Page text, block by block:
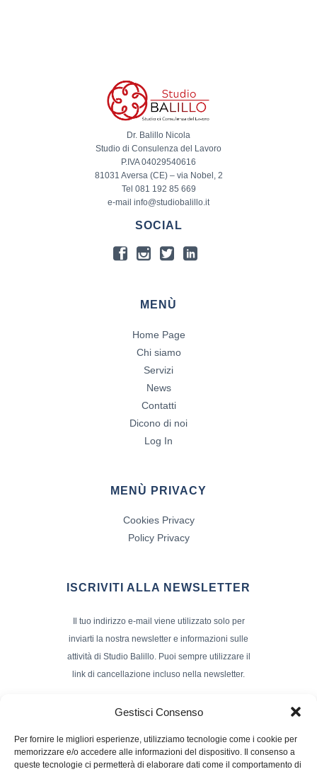
Gestisci Consenso
Per fornire le migliori esperienze, utilizziamo tecnologie come i cookie per
memorizzare e/o accedere alle informazioni del dispositivo. Il consenso a
queste tecnologie ci permetterà di elaborare dati come il comportamento di
Dr. Balillo Nicola
Studio di Consulenza del Lavoro
P.IVA 04029540616
81031 Aversa (CE) – via Nobel, 2
Tel 081 192 85 669
e-mail info@studiobalillo.it
SOCIAL
MENÙ
Home Page
Chi siamo
Servizi
News
Contatti
Dicono di noi
Log In
MENÙ PRIVACY
Cookies Privacy
Policy Privacy
ISCRIVITI ALLA NEWSLETTER
Il tuo indirizzo e-mail viene utilizzato solo per
inviarti la nostra newsletter e informazioni sulle
attività di Studio Balillo. Puoi sempre utilizzare il
link di cancellazione incluso nella newsletter.
Nome e Cognome